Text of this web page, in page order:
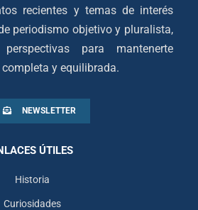
recientes y temas de interés
periodismo objetivo y pluralista,
para mantenerte
y equilibrada.
NEWSLETTER
ÚTILES
Historia
Curiosidades